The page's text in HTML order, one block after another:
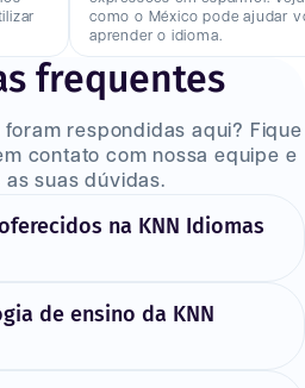
como o México pode ajudar
aprender o idioma.
frequentes
respondidas aqui? Fique
contato com nossa equipe e
suas dúvidas.
na KNN Idiomas
de ensino da KNN